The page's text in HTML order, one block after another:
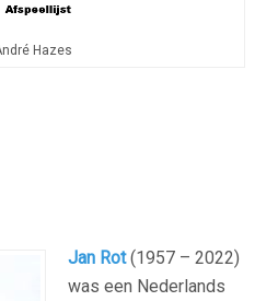
Hazes
Jan Rot(1957 – 2022)
was een Nederlands